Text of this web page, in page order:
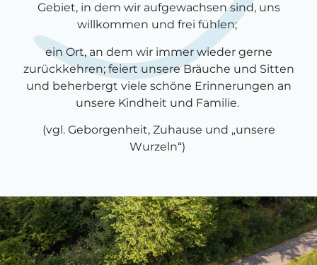
Gebiet, in dem wir aufgewachsen sind, uns
willkommen und frei fühlen;
ein Ort, an dem wir immer wieder gerne
zurückkehren; feiert unsere Bräuche und Sitten
und beherbergt viele schöne Erinnerungen an
unsere Kindheit und Familie.
(vgl. Geborgenheit, Zuhause und „unsere
Wurzeln“)